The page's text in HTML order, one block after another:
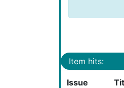
Item hits:
Issue